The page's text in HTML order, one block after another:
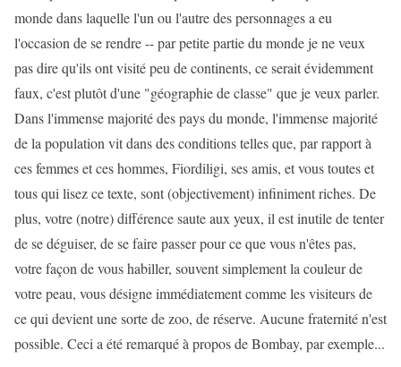
monde dans laquelle l'un ou l'autre des personnages a eu
l'occasion de se rendre -- par petite partie du monde je ne veux
pas dire qu'ils ont visité peu de continents, ce serait évidemment
faux, c'est plutôt d'une "géographie de classe" que je veux parler.
Dans l'immense majorité des pays du monde, l'immense majorité
de la population vit dans des conditions telles que, par rapport à
ces femmes et ces hommes, Fiordiligi, ses amis, et vous toutes et
tous qui lisez ce texte, sont (objectivement) infiniment riches. De
plus, votre (notre) différence saute aux yeux, il est inutile de tenter
de se déguiser, de se faire passer pour ce que vous n'êtes pas,
votre façon de vous habiller, souvent simplement la couleur de
votre peau, vous désigne immédiatement comme les visiteurs de
ce qui devient une sorte de zoo, de réserve. Aucune fraternité n'est
possible. Ceci a été remarqué à propos de Bombay, par exemple...